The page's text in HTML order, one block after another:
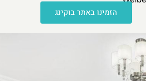
הזמינו באתר בוקינג